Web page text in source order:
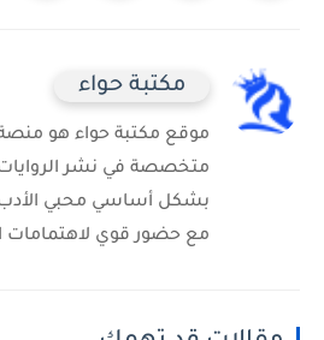
مكتبة حواء
موقع مكتبة حواء هو منصة
متخصصة في نشر
بشكل أساسي محبي الأدب
مع حضور قوي لاهتمامات